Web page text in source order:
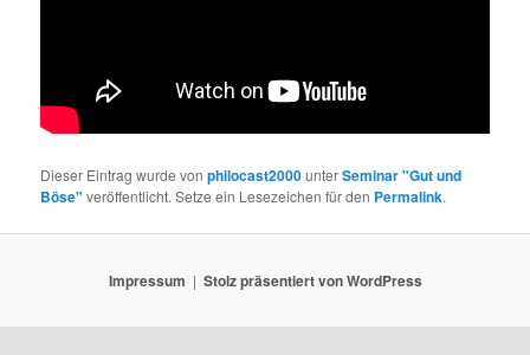
Dieser Eintrag wurde vonphilocast2000unterSeminar "Gut und
Böse" veröffentlicht. Setze ein Lesezeichen für den Permalink.
Impressum Stolz präsentiert von WordPress